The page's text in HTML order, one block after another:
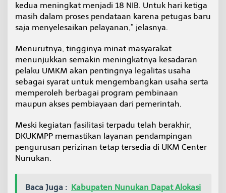
kedua meningkat menjadi 18 NIB. Untuk hari ketiga
masih dalam proses pendataan karena petugas baru
saja menyelesaikan pelayanan,” jelasnya.
Menurutnya, tingginya minat masyarakat
menunjukkan semakin meningkatnya kesadaran
pelaku UMKM akan pentingnya legalitas usaha
sebagai syarat untuk mengembangkan usaha serta
memperoleh berbagai program pembinaan
maupun akses pembiayaan dari pemerintah.
Meski kegiatan fasilitasi terpadu telah berakhir,
DKUKMPP memastikan layanan pendampingan
pengurusan perizinan tetap tersedia di UKM Center
Nunukan.
Baca Juga : Kabupaten Nunukan Dapat Alokasi